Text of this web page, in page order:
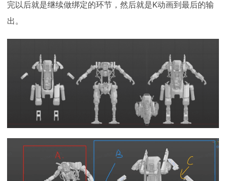
完以后就是继续做绑定的环节，然后就是K动画到最后的输
出。